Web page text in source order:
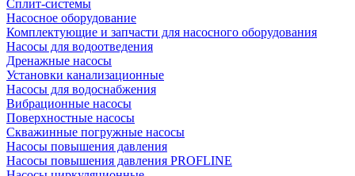
Сплит-системы
Насосное оборудование
Комплектующие и запчасти для насосного оборудования
Насосы для водоотведения
Дренажные насосы
Установки канализационные
Насосы для водоснабжения
Вибрационные насосы
Поверхностные насосы
Скважинные погружные насосы
Насосы повышения давления
Насосы повышения давления PROFLINE